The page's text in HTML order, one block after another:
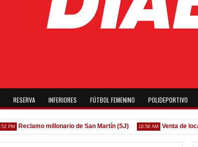
RESERVA INFERIORES FÚTBOL FEMENINO POLIDEPORTIVO
Reclamo millonario de San Martín (SJ) 10:58 AM Venta de